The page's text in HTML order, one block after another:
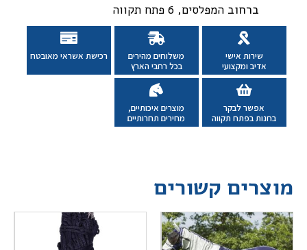
ברחוב המפלסים, 6 פתח תקווה
שירות אישי
אדיב ומקצועי
משלוחים מהירים
בכל רחבי הארץ
רכישת אשראי מאובטח
אפשר לבקר
בחנות בפתח תקווה
מוצרים איכותיים,
מחירים תחרותיים
מוצרים קשורים